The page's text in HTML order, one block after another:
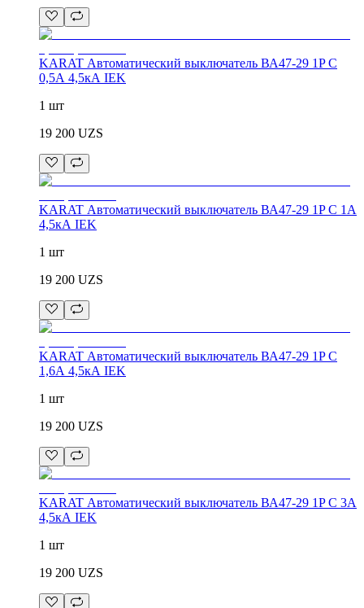
KARAT Автоматический выключатель ВА47-29 1P C
0,5А 4,5кА IEK
1 шт
19 200 UZS
KARAT Автоматический выключатель ВА47-29 1P C 1А
4,5кА IEK
1 шт
19 200 UZS
KARAT Автоматический выключатель ВА47-29 1P C
1,6А 4,5кА IEK
1 шт
19 200 UZS
KARAT Автоматический выключатель ВА47-29 1P C 3А
4,5кА IEK
1 шт
19 200 UZS